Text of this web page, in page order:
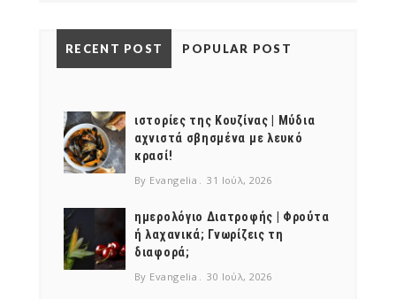
RECENT POST POPULAR POST
ιστορίες της Κουζίνας | Μύδια
αχνιστά σβησμένα με λευκό
κρασί!
By Evangelia 31 Ιούλ, 2026
ημερολόγιο Διατροφής | Φρούτα
ή λαχανικά; Γνωρίζεις τη
διαφορά;
By Evangelia 30 Ιούλ, 2026